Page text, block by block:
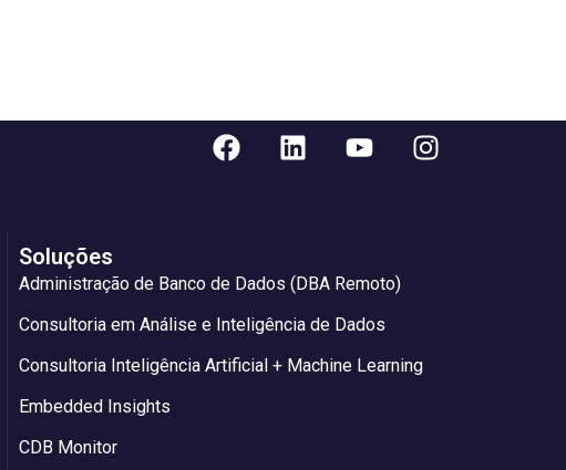
Soluções
Administração de Banco de Dados (DBA Remoto)
Consultoria em Análise e Inteligência de Dados
Consultoria Inteligência Artificial + Machine Learning
Embedded Insights
CDB Monitor